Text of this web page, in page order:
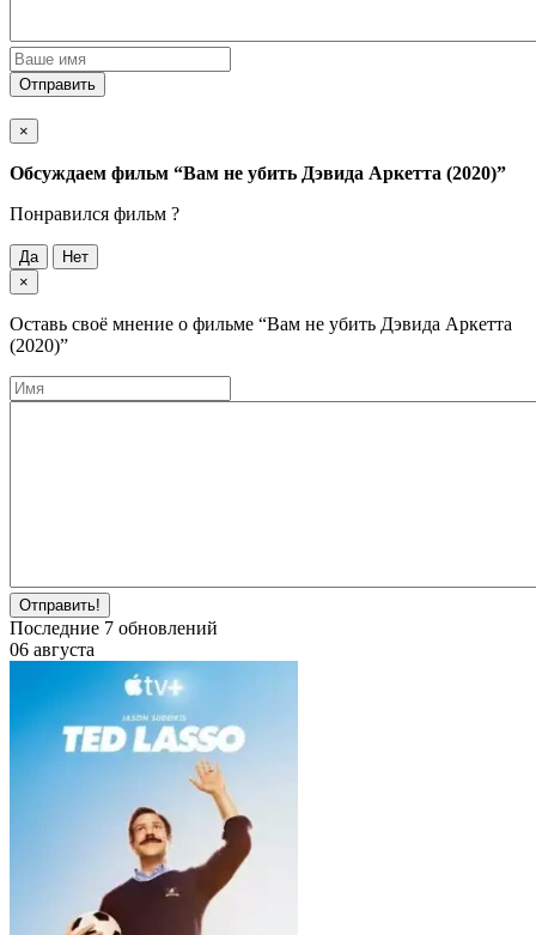
Отправить
×
Обсуждаем фильм “Вам не убить Дэвида Аркетта (2020)”
Понравился фильм ?
Да
Нет
×
Оставь своё мнение о фильме “Вам не убить Дэвида Аркетта
(2020)”
Отправить!
Последние 7 обновлений
06 августа